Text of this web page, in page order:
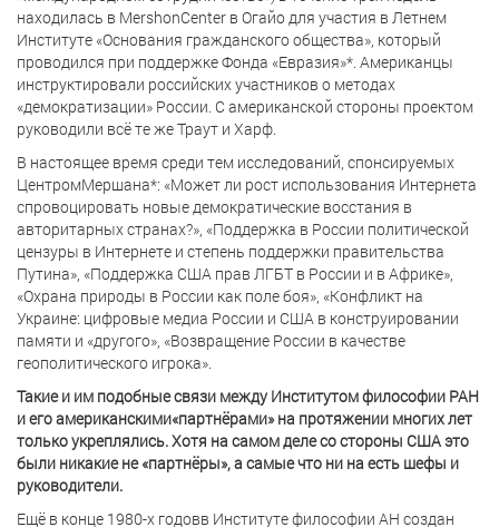
находилась в MershonCenter в Огайо для участия в Летнем
Институте «Основания гражданского общества», который
проводился при поддержке Фонда «Евразия»*. Американцы
инструктировали российских участников о методах
«демократизации» России. С американской стороны проектом
руководили всё те же Траут и Харф.
В настоящее время среди тем исследований, спонсируемых
ЦентромМершана*: «Может ли рост использования Интернета
спровоцировать новые демократические восстания в
авторитарных странах?», «Поддержка в России политической
цензуры в Интернете и степень поддержки правительства
Путина», «Поддержка США прав ЛГБТ в России и в Африке»,
«Охрана природы в России как поле боя», «Конфликт на
Украине: цифровые медиа России и США в конструировании
памяти и «другого», «Возвращение России в качестве
геополитического игрока».
Такие и им подобные связи между Институтом философии РАН
и его американскими«партнёрами» на протяжении многих лет
только укреплялись. Хотя на самом деле со стороны США это
были никакие не «партнёры», а самые что ни на есть шефы и
руководители.
Ещё в конце 1980-х годовв Институте философии АН создан